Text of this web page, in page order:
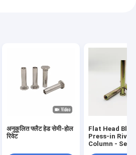
अनुकूलित फ्लैट हेड सेमी-होल
रिवेट
Flat Head
Press-in Rivet
Column -